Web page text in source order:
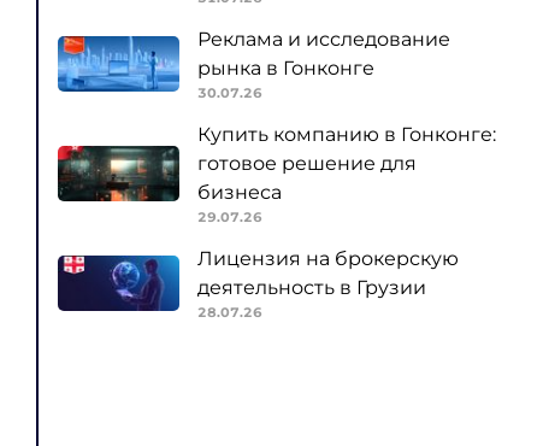
Реклама и исследование
рынка в Гонконге
30.07.26
Купить компанию в Гонконге:
готовое решение для
бизнеса
29.07.26
Лицензия на брокерскую
деятельность в Грузии
28.07.26